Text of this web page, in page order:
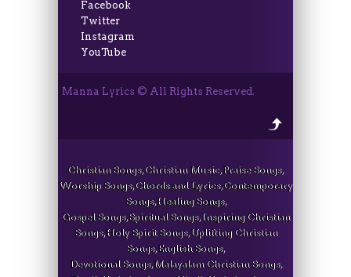
Facebook
Twitter
Instagram
YouTube
Manna Lyrics © All Rights Reserved.
Christian Songs, Christian Music, Praise Songs,
Worship Songs, Chords and Lyrics, Contemporary
Songs, Healing Songs,
Gospel Songs, Spiritual Songs, Inspiring Christian
Songs, Holy Spirit Songs, Uplifting Christian
Songs, English Songs,
Devotional Songs, Malayalam Christian Songs,